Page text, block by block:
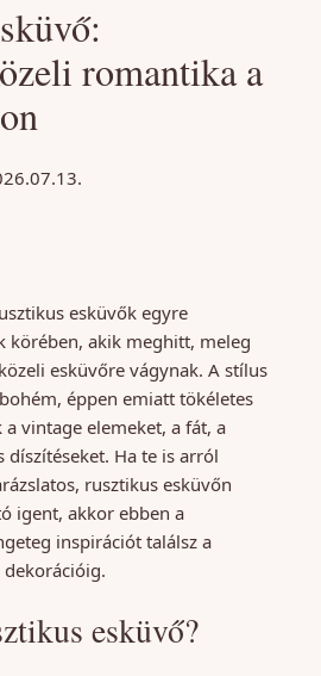
romantika a
esküvők egyre
körében, akik meghitt, meleg
esküvőre vágynak. A stílus
éppen emiatt tökéletes
vintage elemeket, a fát, a
díszítéseket. Ha te is arról
rusztikus esküvőn
igent, akkor ebben a
inspirációt találsz a
dekorációig.
esküvő?